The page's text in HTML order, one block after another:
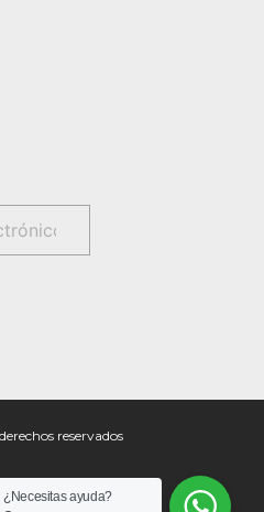
reservados
por
¿Necesitas ayuda?